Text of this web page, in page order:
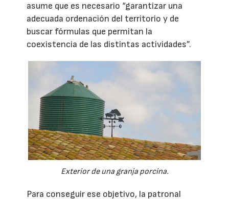
asume que es necesario “garantizar una
adecuada ordenación del territorio y de
buscar fórmulas que permitan la
coexistencia de las distintas actividades”.
Exterior de una granja porcina.
Para conseguir ese objetivo, la patronal